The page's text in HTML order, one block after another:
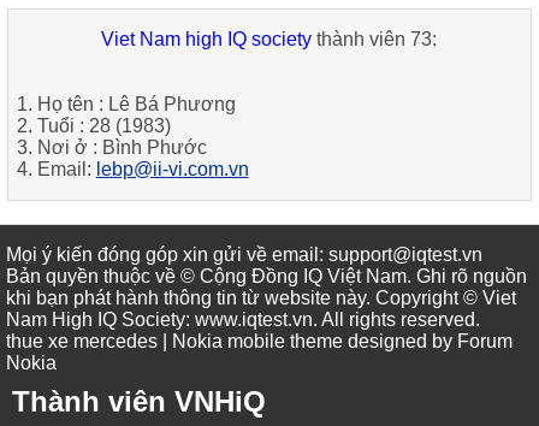
Viet Nam high IQ society thành viên 73:
1. Họ tên : Lê Bá Phương
2. Tuổi : 28 (1983)
3. Nơi ở : Bình Phước
4. Email: lebp@ii-vi.com.vn
Mọi ý kiến đóng góp xin gửi về email: support@iqtest.vn
Bản quyền thuộc về © Cộng Đồng IQ Việt Nam. Ghi rõ nguồn
khi bạn phát hành thông tin từ website này. Copyright © Viet
Nam High IQ Society: www.iqtest.vn. All rights reserved.
thue xe mercedes | Nokia mobile theme designed by Forum
Nokia
Thành viên VNHiQ